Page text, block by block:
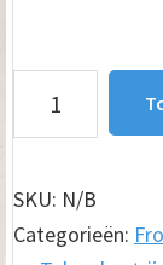
Frontpro
aantal
SKU: N/B
Categorieën: